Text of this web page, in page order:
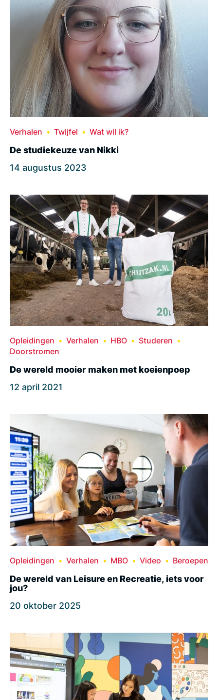
Verhalen Twijfel Wat wil ik?
De studiekeuze van Nikki
14 augustus 2023
Opleidingen Verhalen HBO
Studeren
Doorstromen
De wereld mooier maken met koeienpoep
12 april 2021
Opleidingen Verhalen MBO Video Beroepen
De wereld van Leisure en Recreatie, iets voor
jou?
20 oktober 2025